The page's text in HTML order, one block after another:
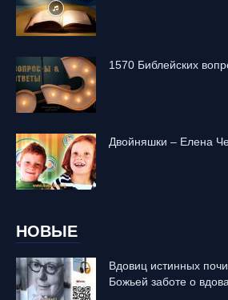
1570 Библейских
Двойняшки – Елена
НОВЫЕ
Вдовиц истинных
Божьей заботе о